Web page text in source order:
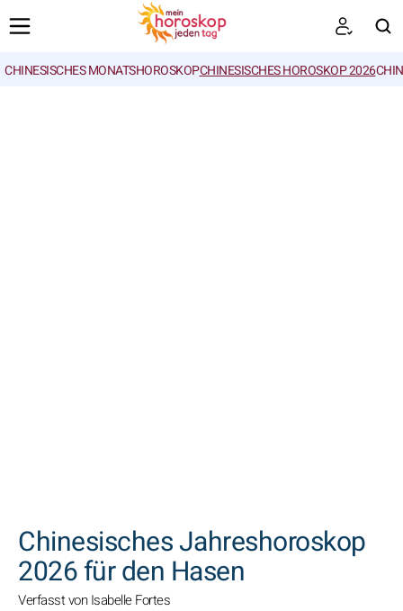
CHINESISCHES MONATSHOROSKOPCHINESISCHES HOROSKOP 2026
Chinesisches Jahreshoroskop
2026 für den Hasen
Verfasst von Isabelle Fortes